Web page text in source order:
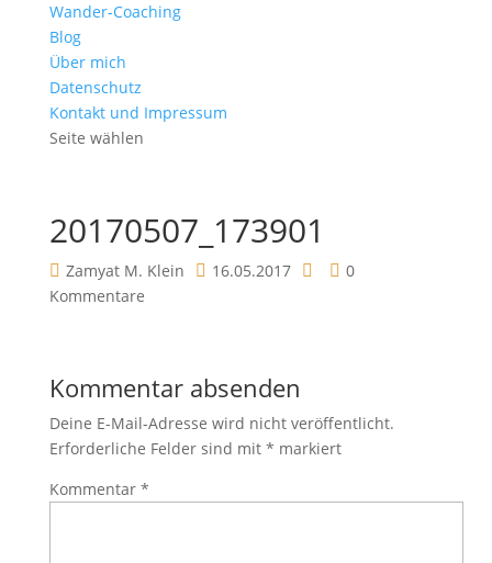
Wander-Coaching
Blog
Über mich
Datenschutz
Kontakt und Impressum
Seite wählen
20170507_173901
Zamyat M. Klein 16.05.2017
0
Kommentare
Kommentar absenden
Deine E-Mail-Adresse wird nicht veröffentlicht.
Erforderliche Felder sind mit * markiert
Kommentar *